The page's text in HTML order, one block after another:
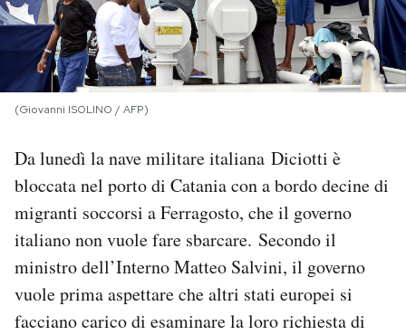
NEWSLETTER
I MIEI PREFERITI
CALENDARIO
Area Personale
Newsletter
(Giovanni ISOLINO / AFP)
Da lunedì la nave militare italiana Diciotti è
bloccata nel porto di Catania con a bordo decine di
migranti soccorsi a Ferragosto, che il governo
italiano non vuole fare sbarcare. Secondo il
ministro dell’Interno Matteo Salvini, il governo
vuole prima aspettare che altri stati europei si
facciano carico di esaminare la loro richiesta di